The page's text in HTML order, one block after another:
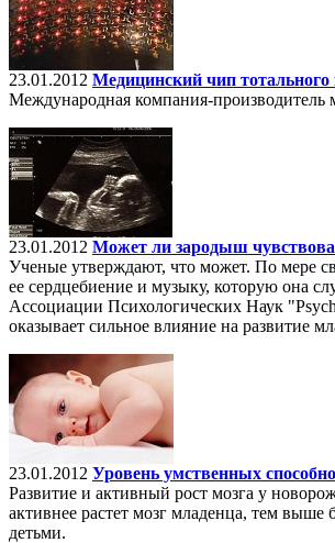
23.01.2012 Медицинский чип тотального
Международная компания-производитель
23.01.2012 Может ли зародыш
Ученые утверждают, что может. По мере
ее сердцебиение и музыку, которую она
Ассоциации Психологических Наук
оказывает сильное влияние на развитие
23.01.2012 Уровень умственных
Развитие и активный рост мозга у
активнее растет мозг младенца, тем
детьми.